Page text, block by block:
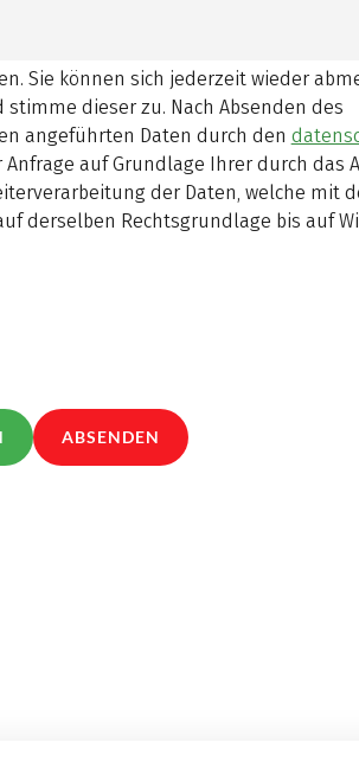
Sie können sich jederzeit wieder
dieser zu. Nach Absenden des
angeführten Daten durch den
auf Grundlage Ihrer durch das
der Daten, welche mit
derselben Rechtsgrundlage bis auf
ABSENDEN